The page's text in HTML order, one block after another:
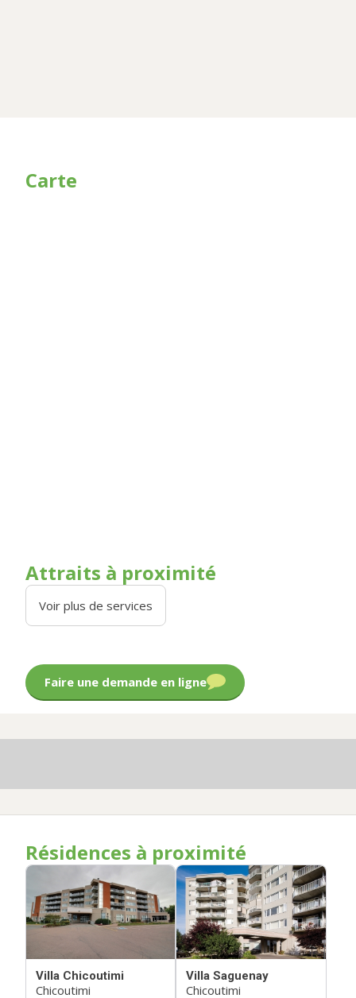
Carte
Attraits à proximité
Voir plus de services
Faire une demande en ligne
Résidences à proximité
Villa Chicoutimi
Chicoutimi
Villa Saguenay
Chicoutimi